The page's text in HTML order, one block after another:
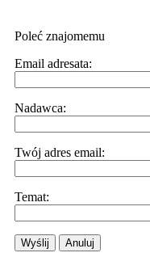
Poleć znajomemu
Email adresata:
Nadawca:
Twój adres email:
Temat:
Wyślij Anuluj